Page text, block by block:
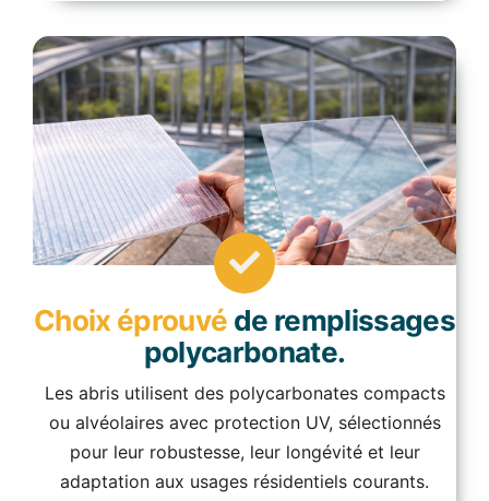
Choix éprouvé de remplissages
polycarbonate.
Les abris utilisent des polycarbonates compacts
ou alvéolaires avec protection UV, sélectionnés
pour leur robustesse, leur longévité et leur
adaptation aux usages résidentiels courants.